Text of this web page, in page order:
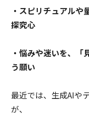
・スピリチュアルや
探究心
・悩みや迷いを、「
う願い
最近では、生成AIや
が、